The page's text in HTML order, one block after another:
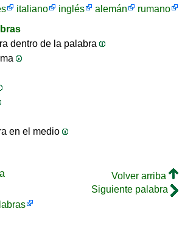
italiano inglés alemán
rumano
dentro de la palabra
en el medio
Volver arriba
Siguiente palabra